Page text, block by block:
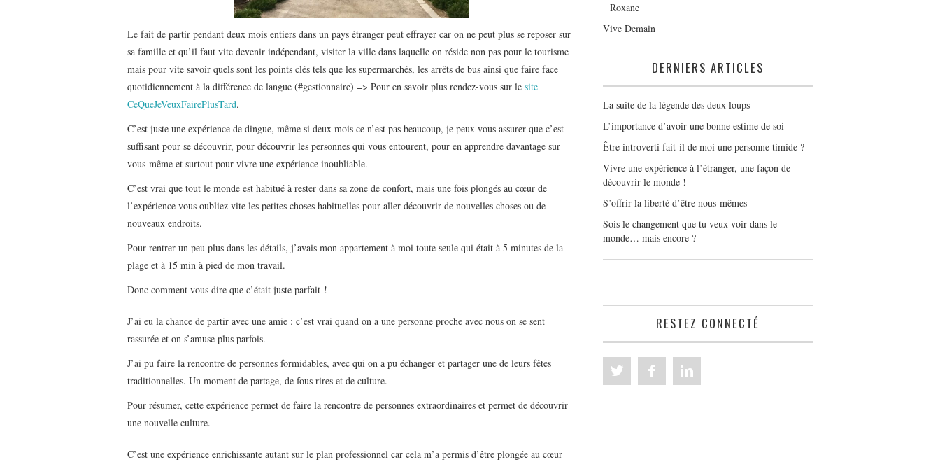
Le fait de partir pendant deux mois entiers dans un pays étranger peut effrayer car on ne peut plus se reposer sur
sa famille et qu’il faut vite devenir indépendant, visiter la ville dans laquelle on réside non pas pour le tourisme
mais pour vite savoir quels sont les points clés tels que les supermarchés, les arrêts de bus ainsi que faire face
quotidiennement à la différence de langue (#gestionnaire) => Pour en savoir plus rendez-vous sur le site
CeQueJeVeuxFairePlusTard.
C’est juste une expérience de dingue, même si deux mois ce n’est pas beaucoup, je peux vous assurer que c’est
suffisant pour se découvrir, pour découvrir les personnes qui vous entourent, pour en apprendre davantage sur
vous-même et surtout pour vivre une expérience inoubliable.
C’est vrai que tout le monde est habitué à rester dans sa zone de confort, mais une fois plongés au cœur de
l’expérience vous oubliez vite les petites choses habituelles pour aller découvrir de nouvelles choses ou de
nouveaux endroits.
Pour rentrer un peu plus dans les détails, j’avais mon appartement à moi toute seule qui était à 5 minutes de la
plage et à 15 min à pied de mon travail.
Donc comment vous dire que c’était juste parfait !
J’ai eu la chance de partir avec une amie : c’est vrai quand on a une personne proche avec nous on se sent
rassurée et on s’amuse plus parfois.
J’ai pu faire la rencontre de personnes formidables, avec qui on a pu échanger et partager une de leurs fêtes
traditionnelles. Un moment de partage, de fous rires et de culture.
Pour résumer, cette expérience permet de faire la rencontre de personnes extraordinaires et permet de découvrir
une nouvelle culture.
C’est une expérience enrichissante autant sur le plan professionnel car cela m’a permis d’être plongée au cœur
Roxane
Vive Demain
DERNIERS ARTICLES
La suite de la légende des deux loups
L’importance d’avoir une bonne estime de soi
Être introverti fait-il de moi une personne timide ?
Vivre une expérience à l’étranger, une façon de
découvrir le monde !
S’offrir la liberté d’être nous-mêmes
Sois le changement que tu veux voir dans le
monde… mais encore ?
RESTEZ CONNECTÉ